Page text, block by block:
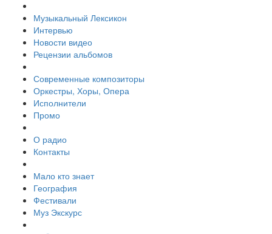
Музыкальный Лексикон
Интервью
Новости видео
Рецензии альбомов
Современные композиторы
Оркестры, Хоры, Опера
Исполнители
Промо
О радио
Контакты
Мало кто знает
География
Фестивали
Муз Экскурс